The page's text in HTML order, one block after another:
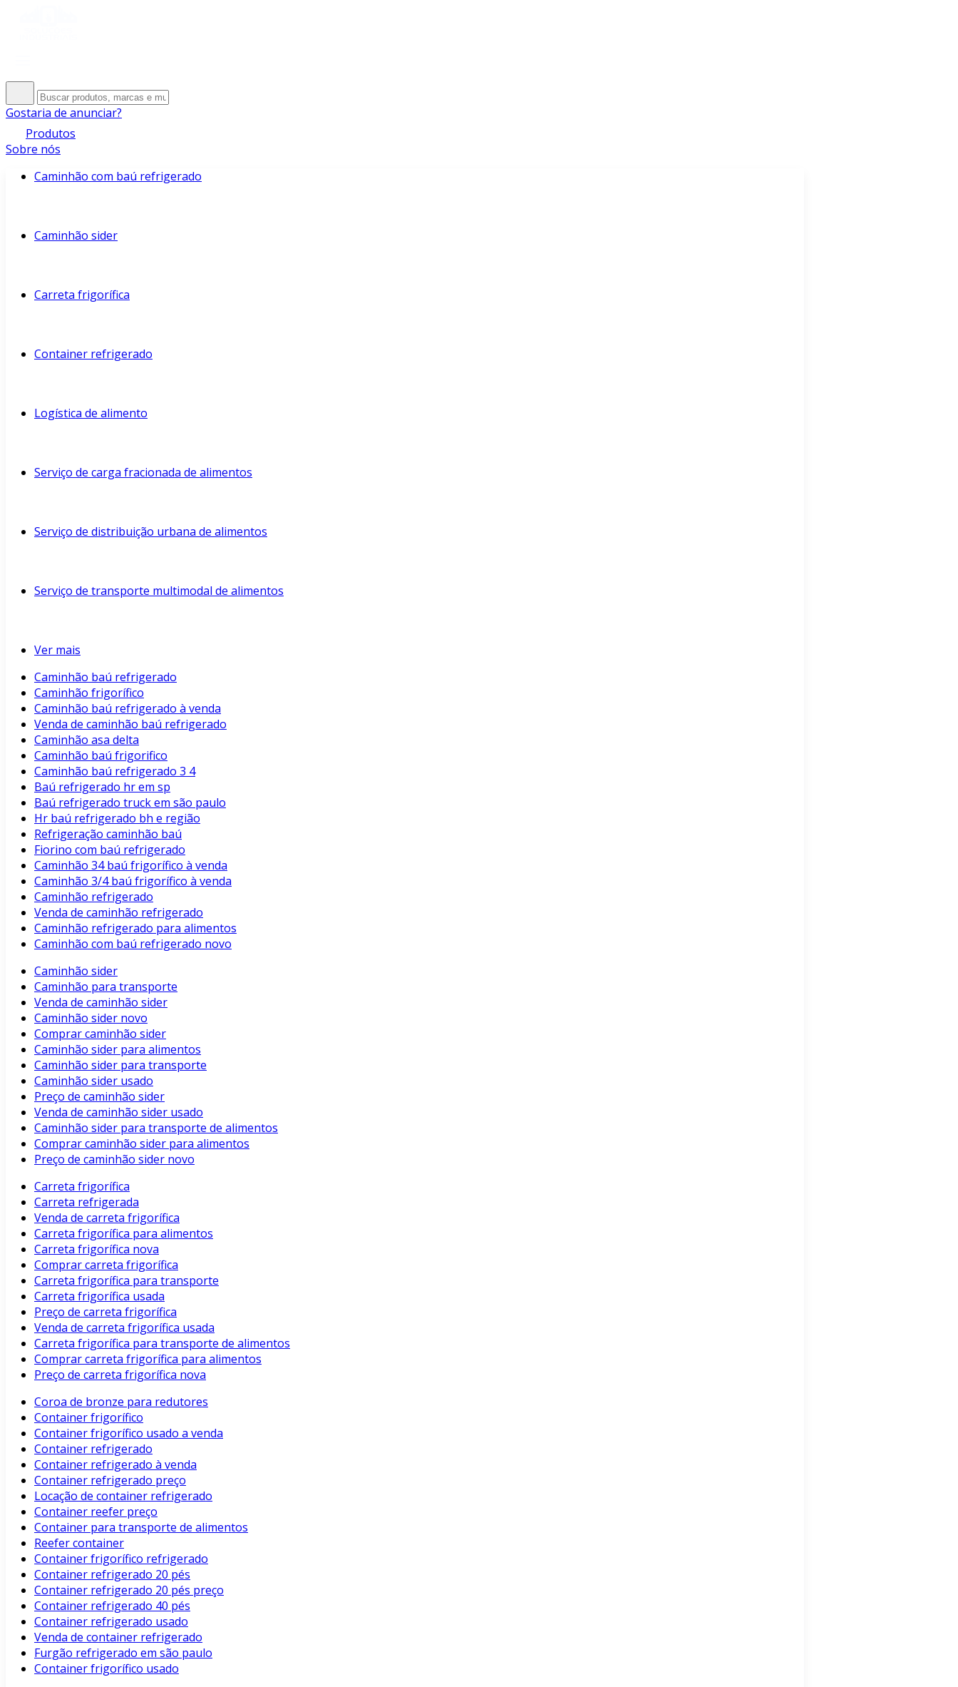
Gostaria de anunciar?
Produtos
Sobre nós
Caminhão com baú refrigerado
Caminhão sider
Carreta frigorífica
Container refrigerado
Logística de alimento
Serviço de carga fracionada de alimentos
Serviço de distribuição urbana de alimentos
Serviço de transporte multimodal de alimentos
Ver mais
Caminhão baú refrigerado
Caminhão frigorífico
Caminhão baú refrigerado à venda
Venda de caminhão baú refrigerado
Caminhão asa delta
Caminhão baú frigorifico
Caminhão baú refrigerado 3 4
Baú refrigerado hr em sp
Baú refrigerado truck em são paulo
Hr baú refrigerado bh e região
Refrigeração caminhão baú
Fiorino com baú refrigerado
Caminhão 34 baú frigorífico à venda
Caminhão 3/4 baú frigorífico à venda
Caminhão refrigerado
Venda de caminhão refrigerado
Caminhão refrigerado para alimentos
Caminhão com baú refrigerado novo
Caminhão sider
Caminhão para transporte
Venda de caminhão sider
Caminhão sider novo
Comprar caminhão sider
Caminhão sider para alimentos
Caminhão sider para transporte
Caminhão sider usado
Preço de caminhão sider
Venda de caminhão sider usado
Caminhão sider para transporte de alimentos
Comprar caminhão sider para alimentos
Preço de caminhão sider novo
Carreta frigorífica
Carreta refrigerada
Venda de carreta frigorífica
Carreta frigorífica para alimentos
Carreta frigorífica nova
Comprar carreta frigorífica
Carreta frigorífica para transporte
Carreta frigorífica usada
Preço de carreta frigorífica
Venda de carreta frigorífica usada
Carreta frigorífica para transporte de alimentos
Comprar carreta frigorífica para alimentos
Preço de carreta frigorífica nova
Coroa de bronze para redutores
Container frigorífico
Container frigorífico usado a venda
Container refrigerado
Container refrigerado à venda
Container refrigerado preço
Locação de container refrigerado
Container reefer preço
Container para transporte de alimentos
Reefer container
Container frigorífico refrigerado
Container refrigerado 20 pés
Container refrigerado 20 pés preço
Container refrigerado 40 pés
Container refrigerado usado
Venda de container refrigerado
Furgão refrigerado em são paulo
Container frigorífico usado